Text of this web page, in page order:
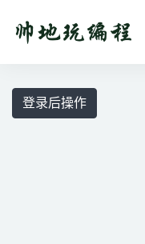
登录后操作